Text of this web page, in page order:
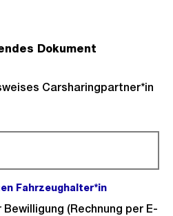
Dokument
Carsharingpartner*in
Fahrzeughalter*in
(Rechnung per E-